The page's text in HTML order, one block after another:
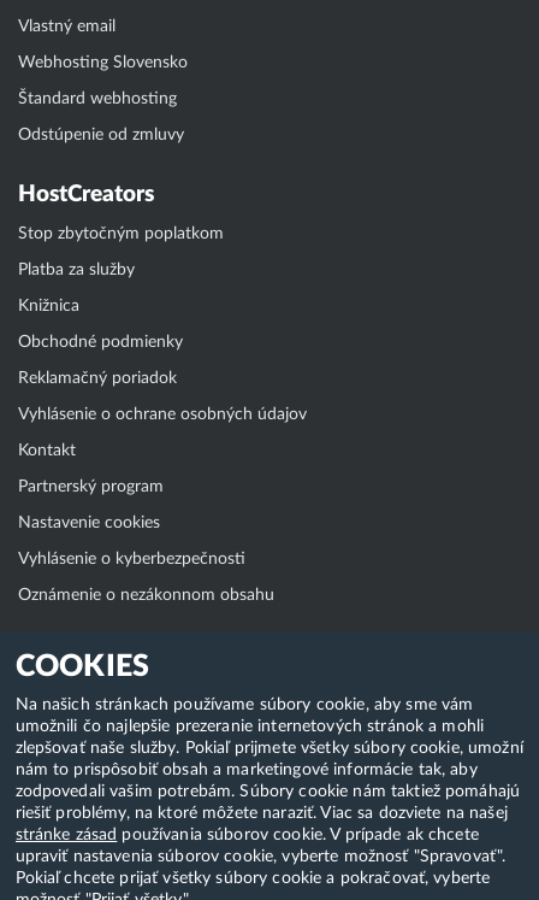
COOKIES
Na našich stránkach používame súbory cookie, aby sme vám
umožnili čo najlepšie prezeranie internetových stránok a mohli
zlepšovať naše služby. Pokiaľ prijmete všetky súbory cookie, umožní
nám to prispôsobiť obsah a marketingové informácie tak, aby
zodpovedali vašim potrebám. Súbory cookie nám taktiež pomáhajú
riešiť problémy, na ktoré môžete naraziť. Viac sa dozviete na našej
stránke zásad používania súborov cookie. V prípade ak chcete
upraviť nastavenia súborov cookie, vyberte možnosť "Spravovať".
Pokiaľ chcete prijať všetky súbory cookie a pokračovať, vyberte
Vlastný email
Webhosting Slovensko
Štandard webhosting
Odstúpenie od zmluvy
HostCreators
Stop zbytočným poplatkom
Platba za služby
Knižnica
Obchodné podmienky
Reklamačný poriadok
Vyhlásenie o ochrane osobných údajov
Kontakt
Partnerský program
Nastavenie cookies
Vyhlásenie o kyberbezpečnosti
Oznámenie o nezákonnom obsahu
Klientská zóna
WebAdmin
WebMail
Zmena hesla (E-mail, FTP, SSH)
Webhosting
Domény